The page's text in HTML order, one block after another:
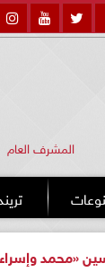
المشرف العام